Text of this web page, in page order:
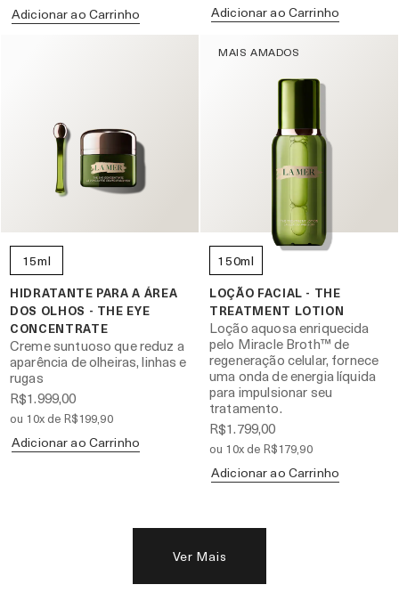
Adicionar ao Carrinho Adicionar ao Carrinho
15ml
HIDRATANTE PARA A ÁREA
DOS OLHOS - THE EYE
CONCENTRATE
Creme suntuoso que reduz a
aparência de olheiras, linhas e
rugas
R$1.999,00
ou 10x de R$199,90
Adicionar ao Carrinho
MAIS AMADOS
150ml
LOÇÃO FACIAL - THE
TREATMENT LOTION
Loção aquosa enriquecida
pelo Miracle Broth™ de
regeneração celular, fornece
uma onda de energia líquida
para impulsionar seu
tratamento.
R$1.799,00
ou 10x de R$179,90
Adicionar ao Carrinho
Ver Mais